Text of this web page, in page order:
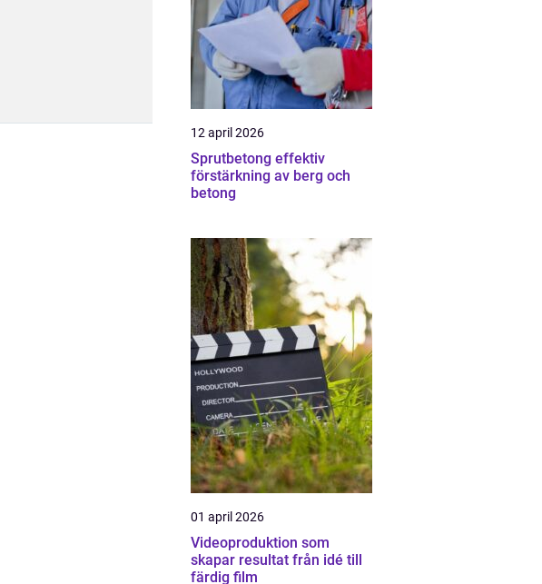
12 april 2026
Sprutbetong effektiv
förstärkning av berg och
betong
01 april 2026
Videoproduktion som
skapar resultat från idé till
färdig film